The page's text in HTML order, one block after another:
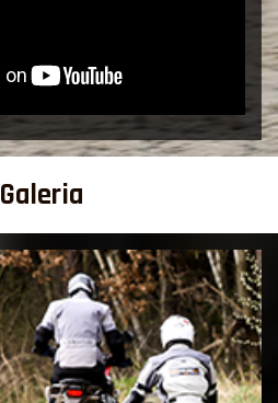
Galeria